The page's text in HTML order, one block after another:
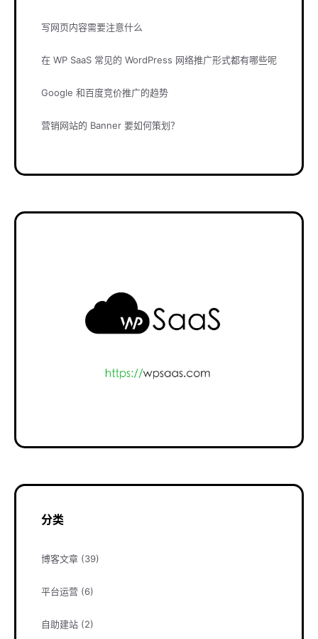
写网页内容需要注意什么
在 WP SaaS 常见的 WordPress 网络推广形式都有哪些呢
Google 和百度竞价推广的趋势
营销网站的 Banner 要如何策划？
分类
博客文章 (39)
平台运营 (6)
自助建站 (2)